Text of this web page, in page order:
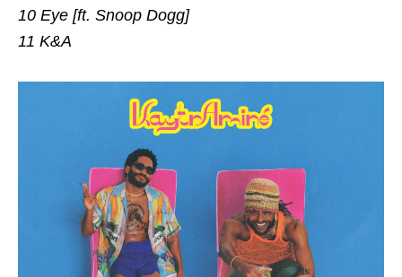
10 Eye [ft. Snoop Dogg]
11 K&A